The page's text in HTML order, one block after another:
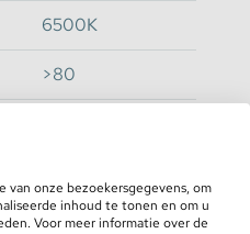
nodig heeft voor de
schema:
3 Ampère
4 Ampère
6500K
>80
Waterdicht
van onze bezoekersgegevens, om
inhoud te tonen en om u
Voor meer informatie over de